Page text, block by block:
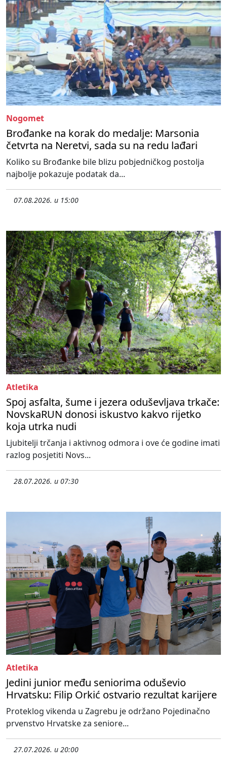
Nogomet
Brođanke na korak do medalje: Marsonia
četvrta na Neretvi, sada su na redu lađari
Koliko su Brođanke bile blizu pobjedničkog postolja
najbolje pokazuje podatak da...
07.08.2026. u 15:00
Atletika
Spoj asfalta, šume i jezera oduševljava trkače:
NovskaRUN donosi iskustvo kakvo rijetko
koja utrka nudi
Ljubitelji trčanja i aktivnog odmora i ove će godine imati
razlog posjetiti Novs...
28.07.2026. u 07:30
Atletika
Jedini junior među seniorima oduševio
Hrvatsku: Filip Orkić ostvario rezultat karijere
Proteklog vikenda u Zagrebu je održano Pojedinačno
prvenstvo Hrvatske za seniore...
27.07.2026. u 20:00